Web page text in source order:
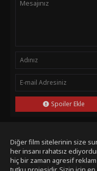
Spoiler Ekle
Diğer film sitelerinin size
her insanı rahatsız
hiç bir zaman agresif